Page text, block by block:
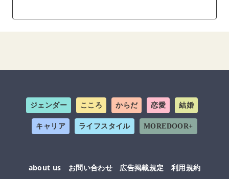
ジェンダー こころ からだ 恋愛 結婚
キャリア ライフスタイル MOREDOOR+
about us お問い合わせ 広告掲載規定 利用規約